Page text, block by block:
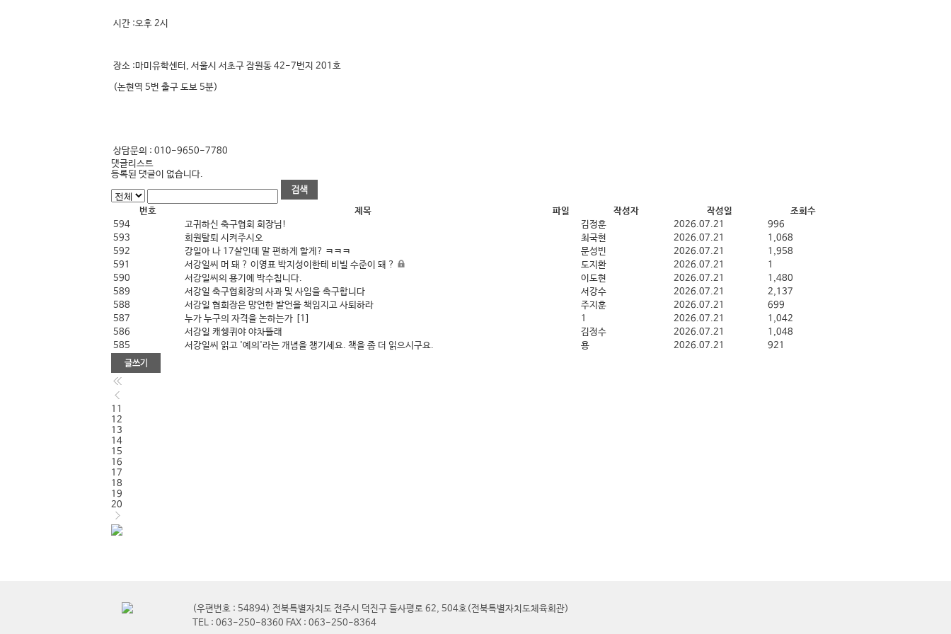
시간 :오후 2시
장소 :마미유학센터, 서울시 서초구 잠원동 42-7번지 201호
(논현역 5번 출구 도보 5분)
상담문의 : 010-9650-7780
댓글리스트
등록된 댓글이 없습니다.
번호 제목 파일 작성자 작성일
조회수
594
고귀하신 축구협회 회장님! 김정훈 2026.07.21
996
593
회원탈퇴 시켜주시오 최국현 2026.07.21
1,068
592
강일아 나 17살인데 말 편하게 할게? ㅋㅋㅋ 문성빈 2026.07.21
1,958
591
서강일씨 머 돼 ? 이영표 박지성이한테 비빌 수준이 돼 ? 도지환 2026.07.21
1
590
서강일씨의 용기에 박수칩니다. 이도현 2026.07.21
1,480
589
서강일 축구협회장의 사과 및 사임을 촉구합니다 서강수 2026.07.21
2,137
588
서강일 협회장은 망언한 발언을 책임지고 사퇴하라 주지훈 2026.07.21
699
587
누가 누구의 자격을 논하는가 [1] 1 2026.07.21
1,042
586
서강일 캐쉥퀴야 야차뜰래 김정수 2026.07.21
1,048
585
서강일씨 읽고 '예의'라는 개념을 챙기세요. 책을 좀 더 읽으시구요. 용 2026.07.21 921
11
12
13
14
15
16
17
18
19
20
(우편번호 : 54894) 전북특별자치도 전주시 덕진구 들사평로 62, 504호(전북특별자치도체육회관)
TEL : 063-250-8360 FAX : 063-250-8364